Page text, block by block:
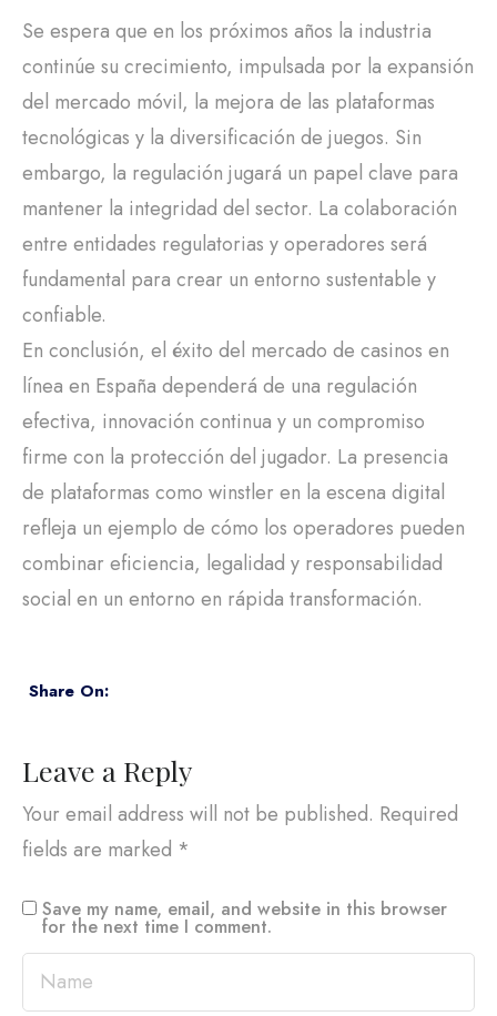
Se espera que en los próximos años la industria
continúe su crecimiento, impulsada por la expansión
del mercado móvil, la mejora de las plataformas
tecnológicas y la diversificación de juegos. Sin
embargo, la regulación jugará un papel clave para
mantener la integridad del sector. La colaboración
entre entidades regulatorias y operadores será
fundamental para crear un entorno sustentable y
confiable.
En conclusión, el éxito del mercado de casinos en
línea en España dependerá de una regulación
efectiva, innovación continua y un compromiso
firme con la protección del jugador. La presencia
de plataformas como winstler en la escena digital
refleja un ejemplo de cómo los operadores pueden
combinar eficiencia, legalidad y responsabilidad
social en un entorno en rápida transformación.
Share On:
Leave a Reply
Your email address will not be published. Required
fields are marked *
Save my name, email, and website in this browser
for the next time I comment.